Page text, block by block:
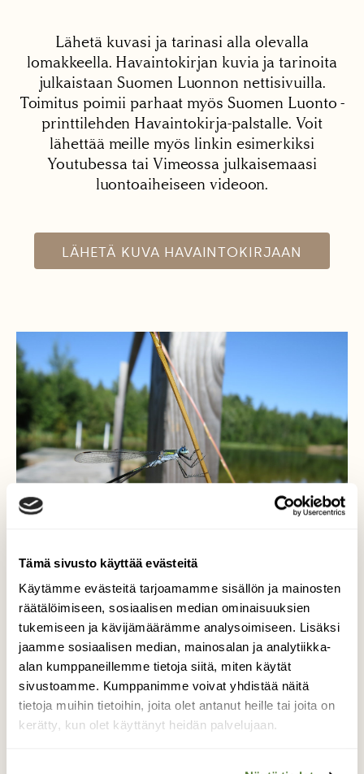
Tämä sivusto käyttää evästeitä
Käytämme evästeitä tarjoamamme sisällön ja mainosten
räätälöimiseen, sosiaalisen median ominaisuuksien
tukemiseen ja kävijämäärämme analysoimiseen. Lisäksi
jaamme sosiaalisen median, mainosalan ja analytiikka-
alan kumppaneillemme tietoja siitä, miten käytät
sivustoamme. Kumppanimme voivat yhdistää näitä
tietoja muihin tietoihin, joita olet antanut heille tai joita on
kerätty, kun olet käyttänyt heidän palvelujaan.
Lähetä kuvasi ja tarinasi alla olevalla
lomakkeella. Havaintokirjan kuvia ja tarinoita
julkaistaan Suomen Luonnon nettisivuilla.
Toimitus poimii parhaat myös Suomen Luonto -
printtilehden Havaintokirja-palstalle. Voit
lähettää meille myös linkin esimerkiksi
Youtubessa tai Vimeossa julkaisemaasi
luontoaiheiseen videoon.
LÄHETÄ KUVA HAVAINTOKIRJAAN
Pitää levähtää
vähäksiaikaa
7.8.2015 paahteinenpäivä sai perhoset,
korennot ja muita pieniä lentäviä liikkeelle.